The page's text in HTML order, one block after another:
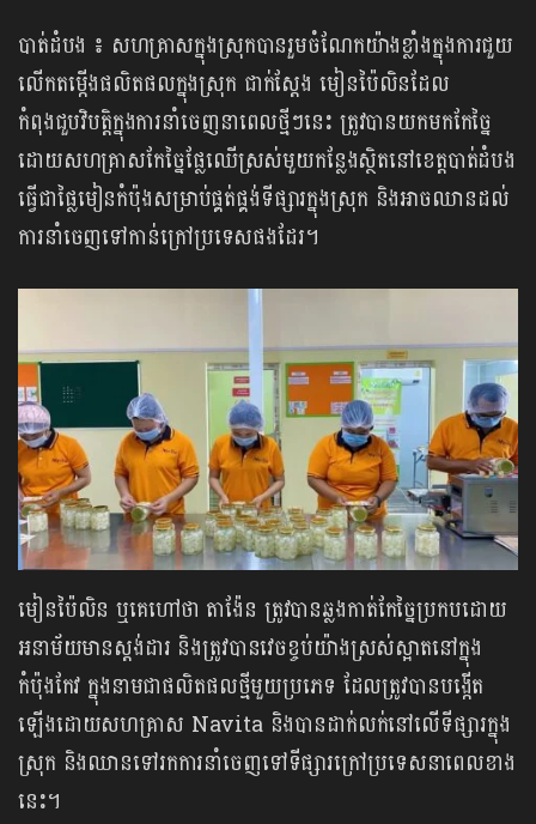
បាត់ដំបង ៖ សហគ្រាសក្នុងស្រុកបានរួមចំណែកយ៉ាងខ្លាំងក្នុងការជួយ
លើកតម្កើងផលិតផលក្នុងស្រុក ជាក់ស្ដែង មៀនប៉ៃលិនដែល
កំពុងជួបវិបត្តិក្នុងការនាំចេញនាពេលថ្មីៗនេះ ត្រូវបានយកមកកែច្នៃ
ដោយសហគ្រាសកែច្នៃផ្លែឈើស្រស់មួយកន្លែងស្ថិតនៅខេត្តបាត់ដំបង
ធ្វើជាផ្លៃមៀនកំប៉ុងសម្រាប់ផ្គត់ផ្គង់ទីផ្សារក្នុងស្រុក និងអាចឈានដល់
ការនាំចេញទៅកាន់ក្រៅប្រទេសផងដែរ។
មៀនប៉ៃលិន ឬគេហៅថា តាង៉ែន ត្រូវបានឆ្លងកាត់កែច្នៃប្រកបដោយ
អនាម័យមានស្ដង់ដារ និងត្រូវបានវេចខ្ចប់យ៉ាងស្រស់ស្អាតនៅក្នុង
កំប៉ុងកែវ ក្នុងនាមជាផលិតផលថ្មីមួយប្រភេទ ដែលត្រូវបានបង្កើត
ឡើងដោយសហគ្រាស Navita និងបានដាក់លក់នៅលើទីផ្សារក្នុង
ស្រុក និងឈានទៅរកការនាំចេញទៅទីផ្សារក្រៅប្រទេសនាពេលខាង
នេះ។